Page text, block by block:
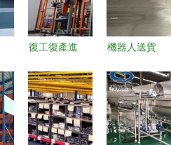
復工復產進
眼工夫”的
背后 解密
深圳企業如
機器人送貨
資熱潮涌
動，物流與
倉儲自動化